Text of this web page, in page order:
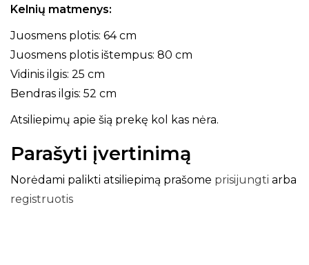
Kelnių matmenys:
Juosmens plotis: 64 cm
Juosmens plotis ištempus: 80 cm
Vidinis ilgis: 25 cm
Bendras ilgis: 52 cm
Atsiliepimų apie šią prekę kol kas nėra.
Parašyti įvertinimą
Norėdami palikti atsiliepimą prašome prisijungti arba
registruotis